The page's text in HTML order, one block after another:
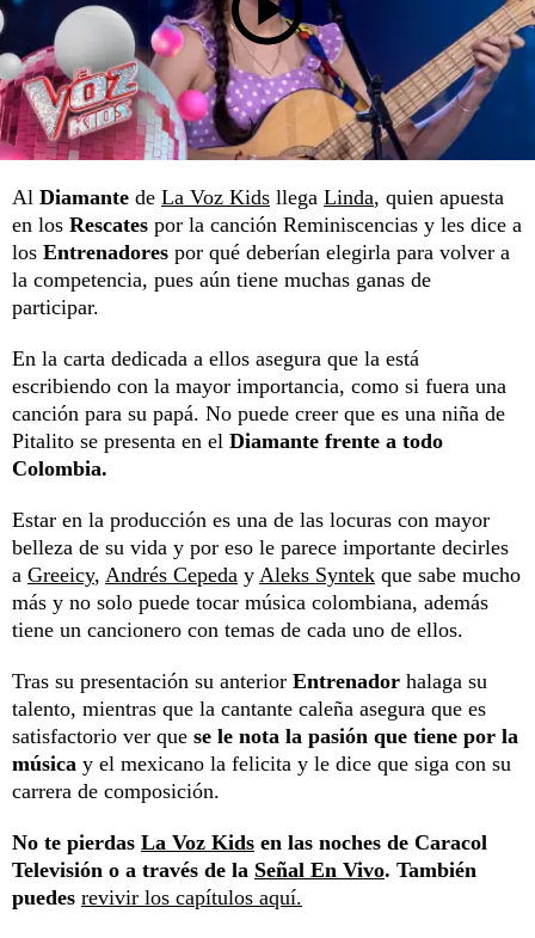
Al Diamante de La Voz Kids llega Linda, quien apuesta
en los Rescates por la canción Reminiscencias y les dice a
los Entrenadores por qué deberían elegirla para volver a
la competencia, pues aún tiene muchas ganas de
participar.
En la carta dedicada a ellos asegura que la está
escribiendo con la mayor importancia, como si fuera una
canción para su papá. No puede creer que es una niña de
Pitalito se presenta en el Diamante frente a todo
Colombia.
Estar en la producción es una de las locuras con mayor
belleza de su vida y por eso le parece importante decirles
a Greeicy, Andrés Cepeda y Aleks Syntek que sabe mucho
más y no solo puede tocar música colombiana, además
tiene un cancionero con temas de cada uno de ellos.
Tras su presentación su anterior Entrenador halaga su
talento, mientras que la cantante caleña asegura que es
satisfactorio ver que se le nota la pasión que tiene por la
música y el mexicano la felicita y le dice que siga con su
carrera de composición.
No te pierdas La Voz Kids en las noches de Caracol
Televisión o a través de la Señal En Vivo. También
puedes revivir los capítulos aquí.